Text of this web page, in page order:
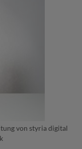
von styria digital